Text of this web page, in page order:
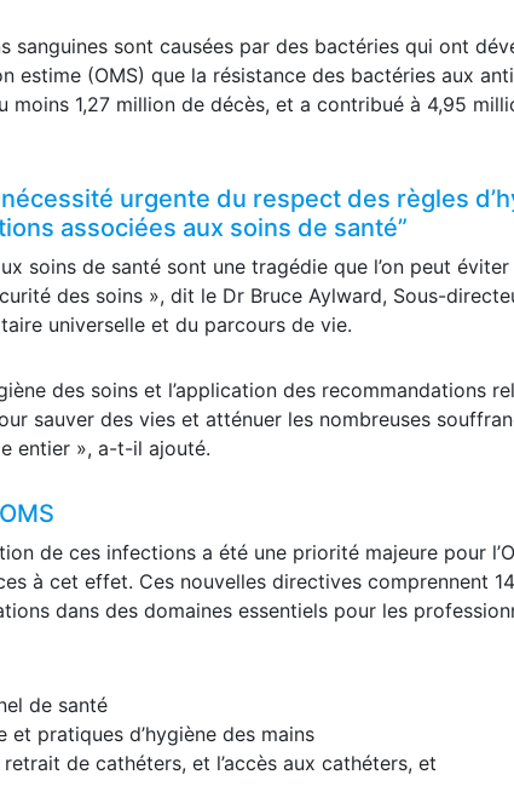
sanguines sont causées par des bactéries qui ont
estime (OMS) que la résistance des bactéries aux
moins 1,27 million de décès, et a contribué à 4,95
urgente du respect des règles
associées aux soins de santé”
soins de santé sont une tragédie que l’on peut
des soins », dit le Dr Bruce Aylward, Sous-
universelle et du parcours de vie.
des soins et l’application des recommandations
sauver des vies et atténuer les nombreuses
entier », a-t-il ajouté.
de ces infections a été une priorité majeure pour
à cet effet. Ces nouvelles directives comprennent
dans des domaines essentiels pour les
de santé
et pratiques d’hygiène des mains
de cathéters, et l’accès aux cathéters, et